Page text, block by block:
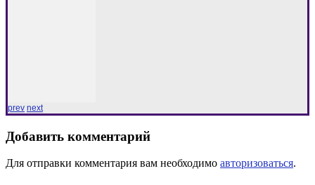
prev next
Добавить комментарий
Для отправки комментария вам необходимо авторизоваться.